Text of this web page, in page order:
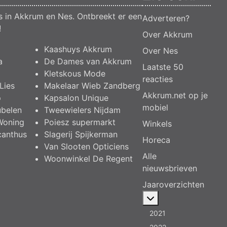
compensatie graven en verbreden van
watergangen t.h.v. polsleatwei 15 te Akkrum
abbengawiersterdyk 2 te jirnsum en ter
compensatie graven van een watergang t.h.v.
rijksweg 194 te jirnsum
Besluit buitenplanse omgevingsplanactiviteit
(bopa), vergroten en veranderen van een
woning- en het veranderen van een
bedrijfsgebouw, polsleatwei 11 Akkrum
Aanvraag omgevingsvergunning, bouwen van
een bedrijfsverzamelgebouw, spikerboor
naast nummer 11-1 Akkrum
Aanvraag omgevingsvergunning
wateractiviteit wf-1009518 dempen en
compenseren van een watergang t.b.v.
plaatsen van een transformatorstation project
Verlening ontheffing geluid
zomeravondconcert Akkrum, tsjerkebleek in
in Akkrum en Nes. Ontbreekt er een
Kaashuys Akkrum
De Dames van Akkrum
Kletskous Mode
Makelaar Wieb Zandberg
Kapsalon Unique
Tweewielers Nijdam
Poiesz supermarkt
Slagerij Spijkerman
Van Slooten Opticiens
Woonwinkel De Regent
Adverteren?
Over Akkrum
Over Nes
Laatste 50
reacties
Akkrum.net op je
mobiel
Winkels
Horeca
Alle
nieuwsbrieven
Jaaroverzichten
2021